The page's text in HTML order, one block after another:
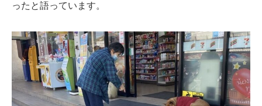
ったと語っています。